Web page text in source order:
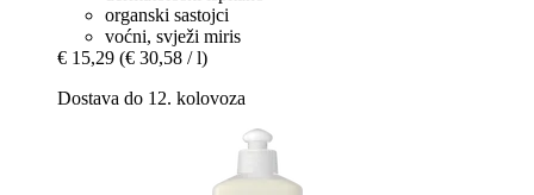
organski sastojci
voćni, svježi miris
€ 15,29 (€ 30,58 / l)
Dostava do 12. kolovoza